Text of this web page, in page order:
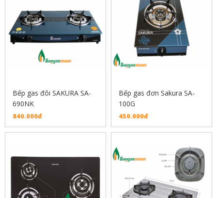
Bếp gas đôi SAKURA SA-
690NK
840.000đ
Bếp gas đơn Sakura SA-
100G
450.000đ